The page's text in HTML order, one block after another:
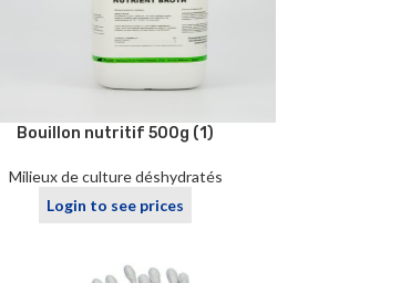
Bouillon nutritif 500g (1)
Milieux de culture déshydratés
Login to see prices